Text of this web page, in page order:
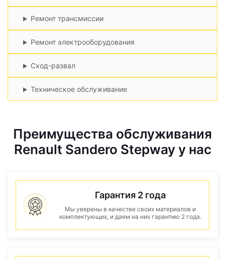
Ремонт трансмиссии
Ремонт электрооборудования
Сход-развал
Техническое обслуживание
Преимущества обслуживания
Renault Sandero Stepway у нас
Гарантия 2 года
Мы уверены в качестве своих материалов и
комплектующих, и даем на них гарантию 2 года.